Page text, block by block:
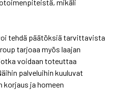
mikäli
tehdä päätöksiä tarvittavista
tarjoaa myös laajan
voidaan toteuttaa
palveluihin kuuluvat
ja homeen